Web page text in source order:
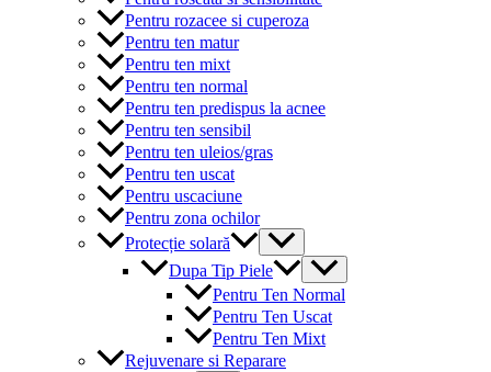
Pentru rozacee si cuperoza
Pentru ten matur
Pentru ten mixt
Pentru ten normal
Pentru ten predispus la acnee
Pentru ten sensibil
Pentru ten uleios/gras
Pentru ten uscat
Pentru uscaciune
Pentru zona ochilor
Protecție solară
Menu
Toggle
Dupa Tip Piele
Menu
Toggle
Pentru Ten Normal
Pentru Ten Uscat
Pentru Ten Mixt
Rejuvenare si Reparare